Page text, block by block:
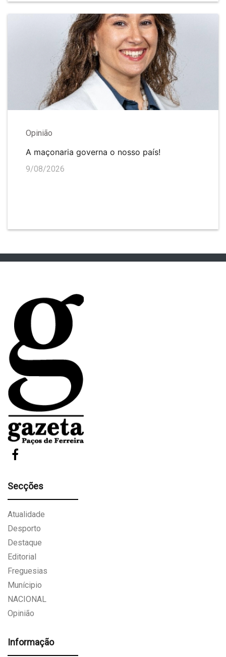
Opinião
A maçonaria governa o nosso país!
9/08/2026
Secções
Atualidade
Desporto
Destaque
Editorial
Freguesias
Munícipio
NACIONAL
Opinião
Informação